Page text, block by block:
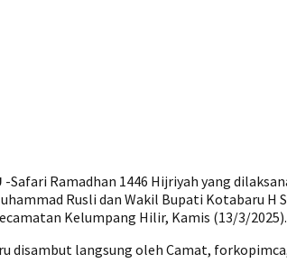
-Safari Ramadhan 1446 Hijriyah yang
Rusli dan Wakil Bupati Kotabaru
Kelumpang Hilir, Kamis (13/3/2025).
disambut langsung oleh Camat,